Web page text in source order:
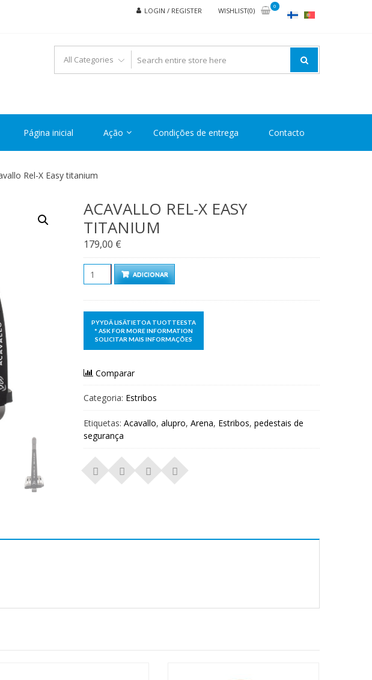
LOGIN / REGISTER WISHLIST(0)
0
Página inicial Ação Condições de entrega Contacto
Rel-X Easy titanium
ACAVALLO REL-X EASY
TITANIUM
179,00 €
QuantidadeADICIONAR
Comparar
Categoria: Estribos
Etiquetas: Acavallo, alupro, Arena, Estribos, pedestais de
segurança